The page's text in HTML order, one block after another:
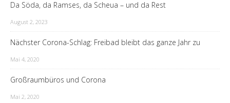
Da Söda, da Ramses, da Scheua – und da Rest
August 2, 2023
Nächster Corona-Schlag: Freibad bleibt das ganze Jahr zu
Mai 4, 2020
Großraumbüros und Corona
Mai 2, 2020